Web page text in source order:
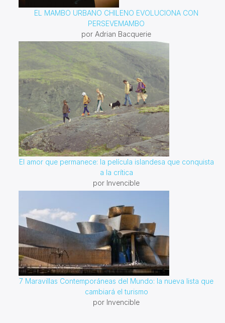
EL MAMBO URBANO CHILENO EVOLUCIONA CON
PERSEVEMAMBO
por Adrian Bacquerie
El amor que permanece: la película islandesa que conquista
a la crítica
por Invencible
7 Maravillas Contemporáneas del Mundo: la nueva lista que
cambiará el turismo
por Invencible